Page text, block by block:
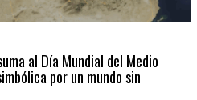
al Día Mundial del Medio
por un mundo sin